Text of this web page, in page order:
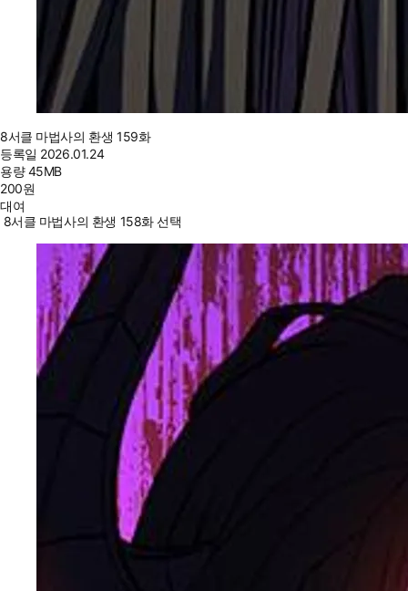
8서클 마법사의 환생 159화
등록일 2026.01.24
용량45MB
200원
대여
8서클 마법사의 환생 158화 선택